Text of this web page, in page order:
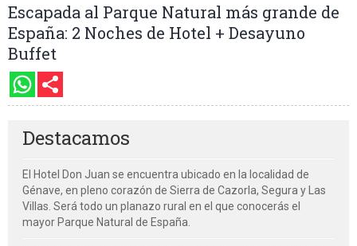
Escapada al Parque Natural más grande de
España: 2 Noches de Hotel + Desayuno
Buffet
Destacamos
El Hotel Don Juan se encuentra ubicado en la localidad de
Génave, en pleno corazón de Sierra de Cazorla, Segura y Las
Villas. Será todo un planazo rural en el que conocerás el
mayor Parque Natural de España.